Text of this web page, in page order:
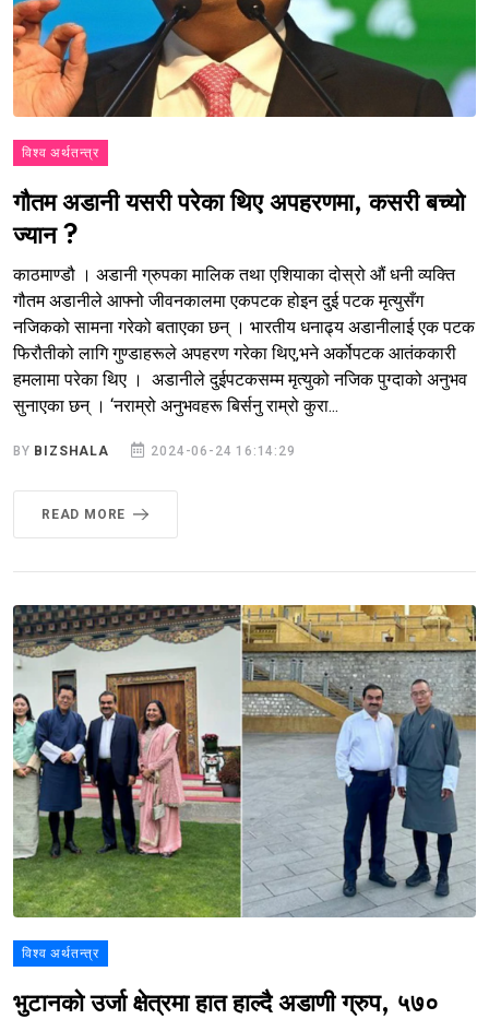
विश्व अर्थतन्त्र
गौतम अडानी यसरी परेका थिए अपहरणमा, कसरी बच्यो
ज्यान ?
काठमाण्डौ । अडानी ग्रुपका मालिक तथा एशियाका दोस्रो औं धनी व्यक्ति
गौतम अडानीले आफ्नो जीवनकालमा एकपटक होइन दुई पटक मृत्युसँग
नजिकको सामना गरेको बताएका छन् । भारतीय धनाढ्य अडानीलाई एक पटक
फिरौतीको लागि गुण्डाहरूले अपहरण गरेका थिए,भने अर्कोपटक आतंककारी
हमलामा परेका थिए । अडानीले दुईपटकसम्म मृत्युको नजिक पुग्दाको अनुभव
सुनाएका छन् । ‘नराम्रो अनुभवहरू बिर्सनु राम्रो कुरा...
BY BIZSHALA 2024-06-24 16:14:29
READ MORE
विश्व अर्थतन्त्र
भुटानको उर्जा क्षेत्रमा हात हाल्दै अडाणी ग्रुप, ५७०